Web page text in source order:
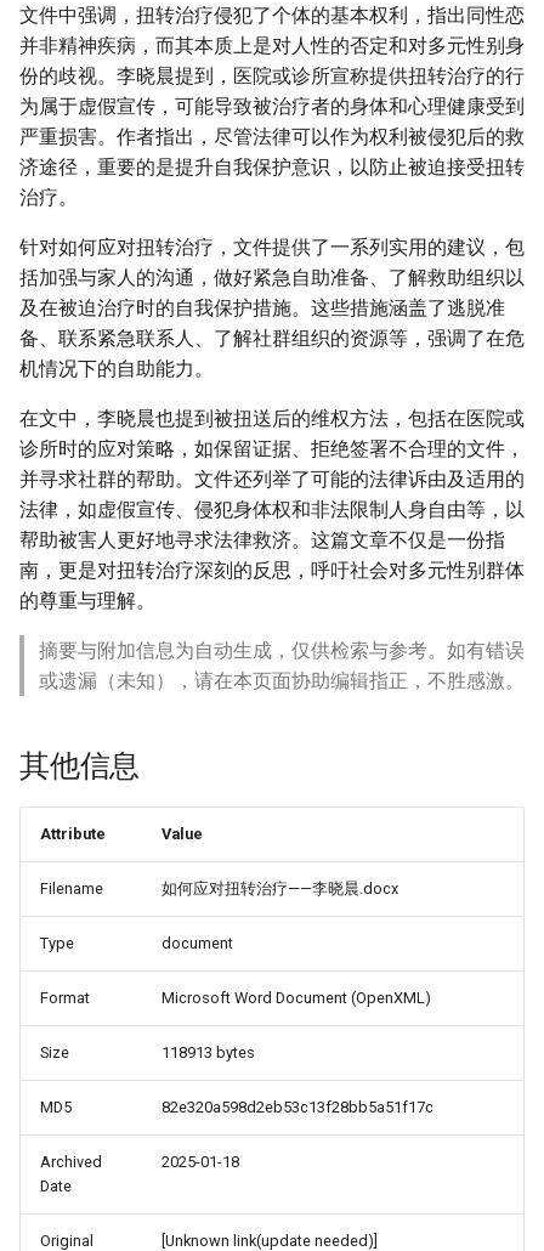
文件中强调，扭转治疗侵犯了个体的基本权利，指出同性恋
并非精神疾病，而其本质上是对人性的否定和对多元性别身
份的歧视。李晓晨提到，医院或诊所宣称提供扭转治疗的行
为属于虚假宣传，可能导致被治疗者的身体和心理健康受到
严重损害。作者指出，尽管法律可以作为权利被侵犯后的救
济途径，重要的是提升自我保护意识，以防止被迫接受扭转
治疗。
针对如何应对扭转治疗，文件提供了一系列实用的建议，包
括加强与家人的沟通，做好紧急自助准备、了解救助组织以
及在被迫治疗时的自我保护措施。这些措施涵盖了逃脱准
备、联系紧急联系人、了解社群组织的资源等，强调了在危
机情况下的自助能力。
在文中，李晓晨也提到被扭送后的维权方法，包括在医院或
诊所时的应对策略，如保留证据、拒绝签署不合理的文件，
并寻求社群的帮助。文件还列举了可能的法律诉由及适用的
法律，如虚假宣传、侵犯身体权和非法限制人身自由等，以
帮助被害人更好地寻求法律救济。这篇文章不仅是一份指
南，更是对扭转治疗深刻的反思，呼吁社会对多元性别群体
的尊重与理解。
摘要与附加信息为自动生成，仅供检索与参考。如有错误
或遗漏（未知），请在本页面协助编辑指正，不胜感激。
其他信息
Attribute Value
Filename 如何应对扭转治疗——李晓晨.docx
Type document
Format Microsoft Word Document (OpenXML)
Size 118913 bytes
MD5 82e320a598d2eb53c13f28bb5a51f17c
Archived
Date
2025-01-18
Original
[Unknown link(update needed)]